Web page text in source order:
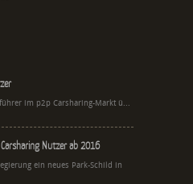
im p2p Carsharing-Markt ü...
Nutzer ab 2016
ein neues Park-Schild in